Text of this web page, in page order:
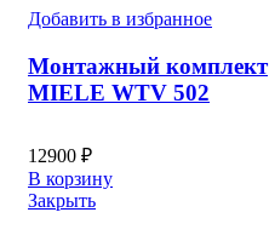
Закрыть
Добавить в избранное
Монтажный комплект
MIELE WTV 502
12900 ₽
В корзину